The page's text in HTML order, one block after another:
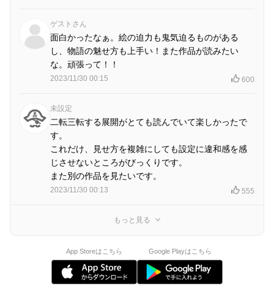
ゲストさん
面白かったなぁ。絵の迫力も鬼気迫るものがある
し、物語の魅せ方も上手い！また作品が読みたい
な。頑張って！！
2023/11/30 00:15 600
未設定
二転三転する展開がとても読んでいて楽しかったで
す。
これだけ、見せ方を複雑にしても設定に違和感を感
じさせないところがびっくりです。
また別の作品を見たいです。
2023/11/30 00:13 555
もっと見る
App Storeはこちら Google Playはこちら